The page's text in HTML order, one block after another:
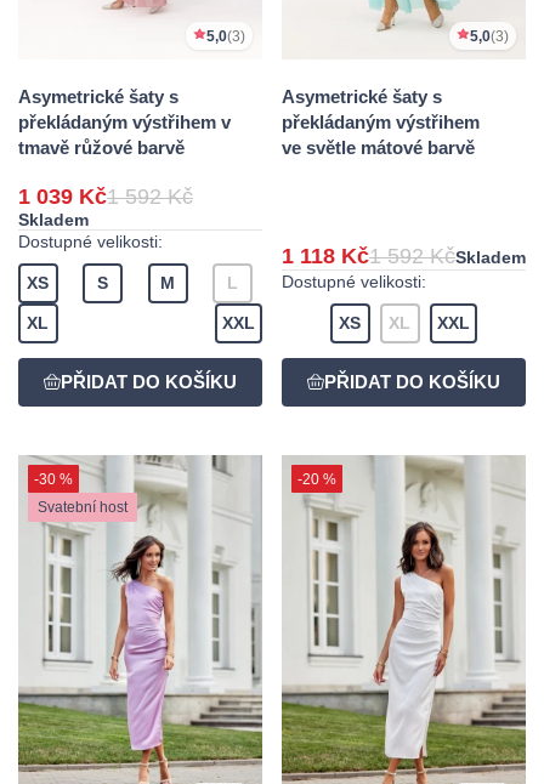
5,0(3)
Asymetrické šaty s
překládaným výstřihem v
tmavě růžové barvě
1 039 Kč1 592 Kč
Skladem
Dostupné velikosti:
XS S M L
XL XXL
5,0(3)
Asymetrické šaty s
překládaným výstřihem
ve světle mátové barvě
1 118 Kč1 592 KčSkladem
Dostupné velikosti:
XS XL XXL
-30 %
Svatební host
-20 %